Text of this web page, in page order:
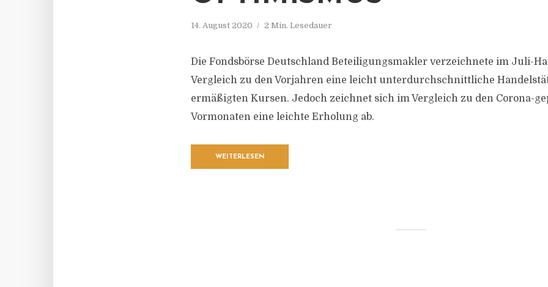
14. August 2020 2 Min. Lesedauer
Die Fondsbörse Deutschland Beteiligungsmakler verzeichnete im Juli-
Vergleich zu den Vorjahren eine leicht unterdurchschnittliche
ermäßigten Kursen. Jedoch zeichnet sich im Vergleich zu den Corona-
Vormonaten eine leichte Erholung ab.
WEITERLESEN